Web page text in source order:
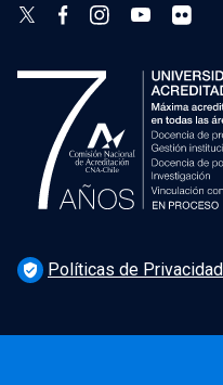
verified_user Políticas de Privacidad